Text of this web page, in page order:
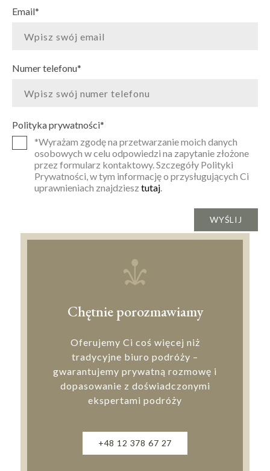
Email*
Numer telefonu*
Polityka prywatności*
*Wyrażam zgodę na przetwarzanie moich danych
osobowych w celu odpowiedzi na zapytanie złożone
przez formularz kontaktowy. Szczegóły Polityki
Prywatności, w tym informację o przysługujących Ci
uprawnieniach znajdziesz tutaj.
Chętnie porozmawiamy
Oferujemy Ci coś więcej niż
tradycyjne biuro podróży –
gwarantujemy prywatną rozmowę i
dopasowanie z doświadczonymi
ekspertami podróży
+48 12 378 67 27